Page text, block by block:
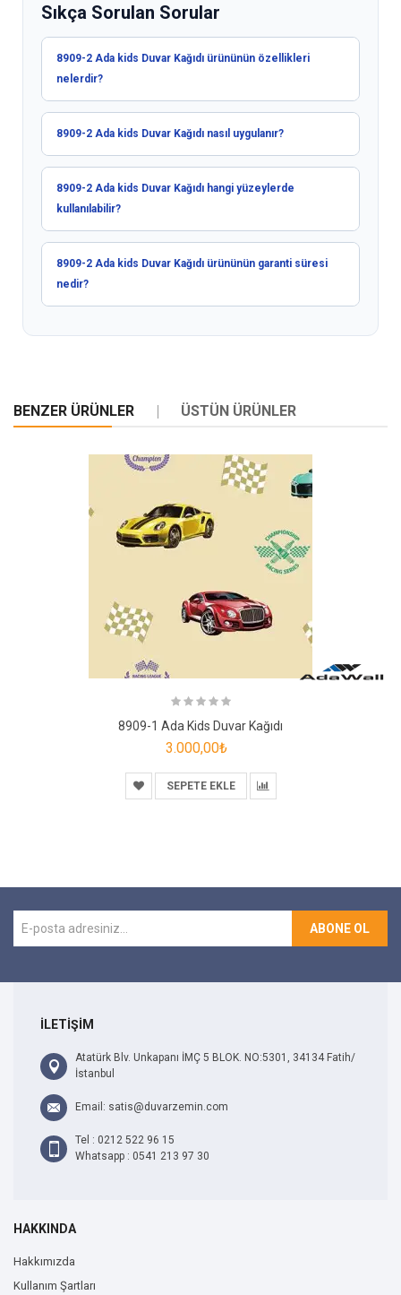
Sıkça Sorulan Sorular
8909-2 Ada kids Duvar Kağıdı ürününün özellikleri
nelerdir?
8909-2 Ada kids Duvar Kağıdı nasıl uygulanır?
8909-2 Ada kids Duvar Kağıdı hangi yüzeylerde
kullanılabilir?
8909-2 Ada kids Duvar Kağıdı ürününün garanti süresi
nedir?
BENZER ÜRÜNLER ÜSTÜN ÜRÜNLER
8909-1 Ada Kids Duvar Kağıdı
3.000,00₺
SEPETE EKLE
ABONE OL
İLETİŞİM
Atatürk Blv. Unkapanı İMÇ 5 BLOK. NO:5301, 34134 Fatih/
İstanbul
Email: satis@duvarzemin.com
Tel : 0212 522 96 15
Whatsapp : 0541 213 97 30
HAKKINDA
Hakkımızda
Kullanım Şartları